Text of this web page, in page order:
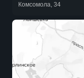
Комсомола, 34